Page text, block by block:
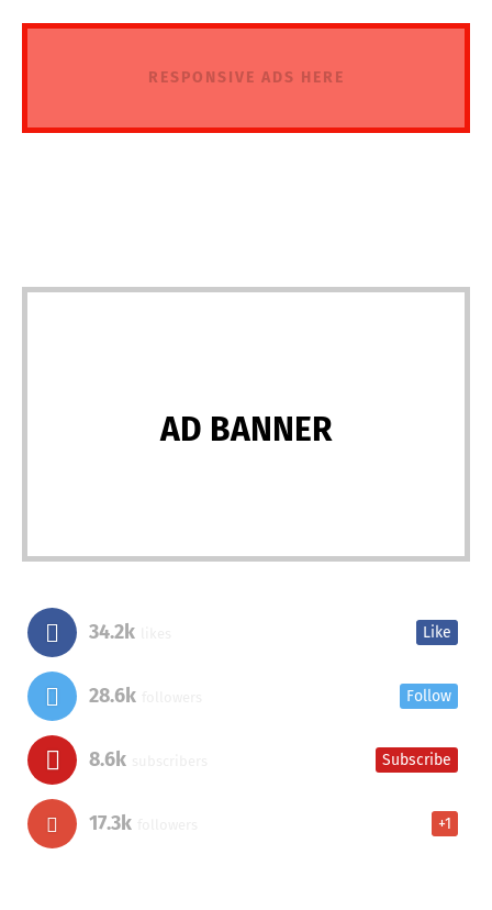
RESPONSIVE ADS HERE
AD BANNER
34.2k Like
28.6k Follow
8.6k Subscribe
17.3k +1